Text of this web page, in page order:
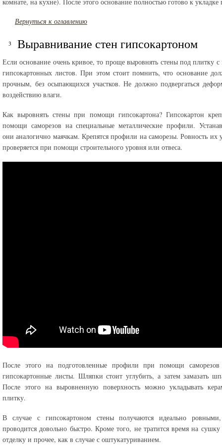
Вернуться к оглавлению
Выравнивание стен гипсокартоном
Если основание очень кривое, то проще выровнять стены под плитку
гипсокартонных листов. При этом стоит помнить, что основание
прочным, без осыпающихся участков. Не должно подвергаться
воздействию влаги.
Как выровнять стены при помощи гипсокартона? Гипсокартон
помощи саморезов на специальные металлические профили.
они аналогично маячкам. Крепятся профили на саморезы. Ровность их
проверяется при помощи строительного уровня или отвеса.
После этого на подготовленные профили при помощи саморезов
гипсокартонные листы. Шляпки стоит углубить, а затем замазать
После этого на выровненную поверхность можно укладывать
плитку.
В случае с гипсокартоном стены получаются идеально
проводится довольно быстро. Кроме того, не тратится время на сушку
отделку и прочее, как в случае с оштукатуриванием.